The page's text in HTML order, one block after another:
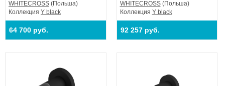
WHITECROSS (Польша)
Коллекция Y black
64 700 руб.
WHITECROSS(Польша)
Коллекция Y black
92 257 руб.